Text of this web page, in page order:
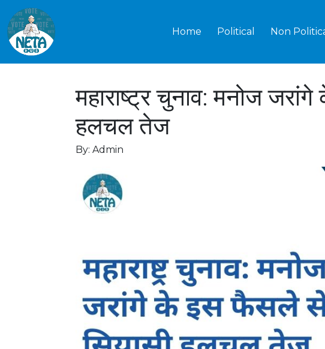
Home Political Non
महाराष्ट्र चुनाव: मनोज
हलचल तेज
By: Admin